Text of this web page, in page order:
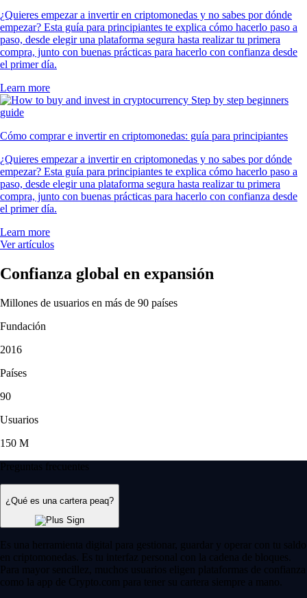
¿Quieres empezar a invertir en criptomonedas y no sabes por dónde
empezar? Esta guía para principiantes te explica cómo hacerlo paso a
paso, desde elegir una plataforma segura hasta realizar tu primera
compra, junto con buenas prácticas para hacerlo con confianza desde
el primer día.
Learn more
Cómo comprar e invertir en criptomonedas: guía para principiantes
¿Quieres empezar a invertir en criptomonedas y no sabes por dónde
empezar? Esta guía para principiantes te explica cómo hacerlo paso a
paso, desde elegir una plataforma segura hasta realizar tu primera
compra, junto con buenas prácticas para hacerlo con confianza desde
el primer día.
Learn more
Ver artículos
Confianza global en expansión
Millones de usuarios en más de 90 países
Fundación
2016
Países
90
Usuarios
150 M
Preguntas frecuentes
¿Qué es una cartera peaq?
Es una herramienta digital para gestionar, guardar y operar con tu saldo
en criptomonedas. Es tu interfaz personal con la cadena de bloques.
Para mayor sencillez, muchos usuarios eligen plataformas de confianza
como la app de Crypto.com para tener su cartera siempre a mano.